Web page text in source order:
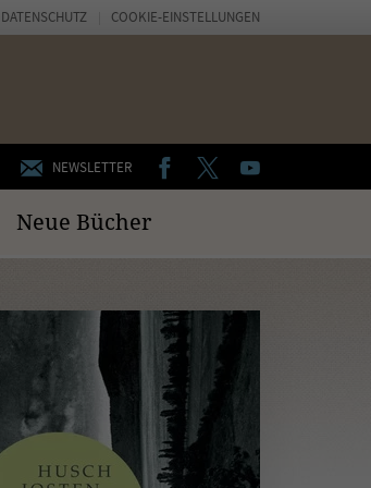
NEWSLETTER FACEBOOKTWITTERYOUTUBE
Neue Bücher
DATENSCHUTZ COOKIE-EINSTELLUNGEN